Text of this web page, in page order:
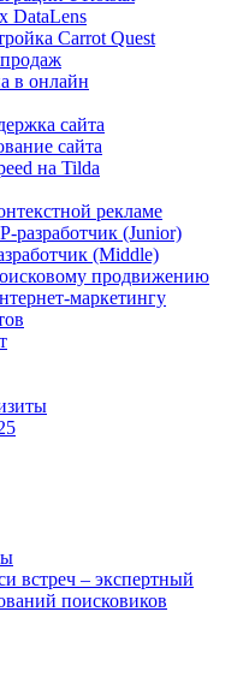
DataLens
Carrot Quest
в онлайн
сайта
сайта
на Tilda
рекламе
(Junior)
(Middle)
продвижению
маркетингу
встреч – экспертный
поисковиков